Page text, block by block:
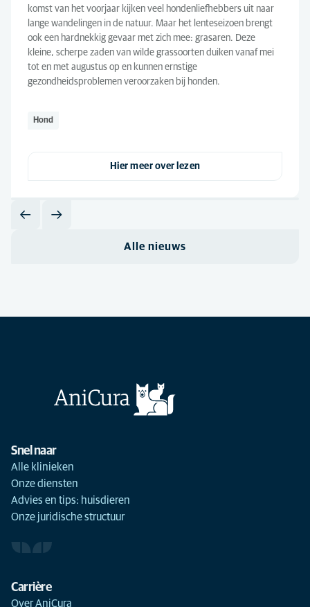
komst van het voorjaar kijken veel hondenliefhebbers uit naar
lange wandelingen in de natuur. Maar het lenteseizoen brengt
ook een hardnekkig gevaar met zich mee: grasaren. Deze
kleine, scherpe zaden van wilde grassoorten duiken vanaf mei
tot en met augustus op en kunnen ernstige
gezondheidsproblemen veroorzaken bij honden.
Hond
Hier meer over lezen
Alle nieuws
Snel naar
Alle klinieken
Onze diensten
Advies en tips: huisdieren
Onze juridische structuur
Carrière
Over AniCura